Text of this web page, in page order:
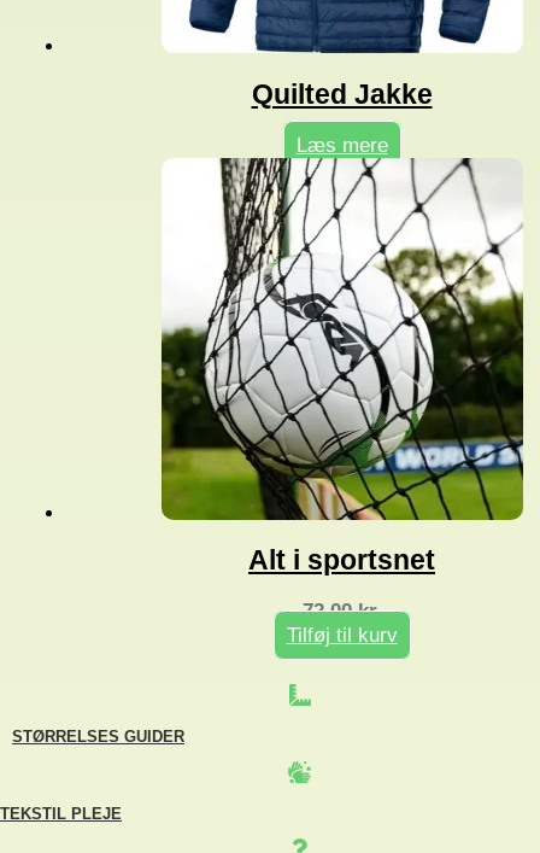
Quilted Jakke
Læs mere
Alt i sportsnet
72,00kr.
Tilføj til kurv
STØRRELSES GUIDER
TEKSTIL PLEJE